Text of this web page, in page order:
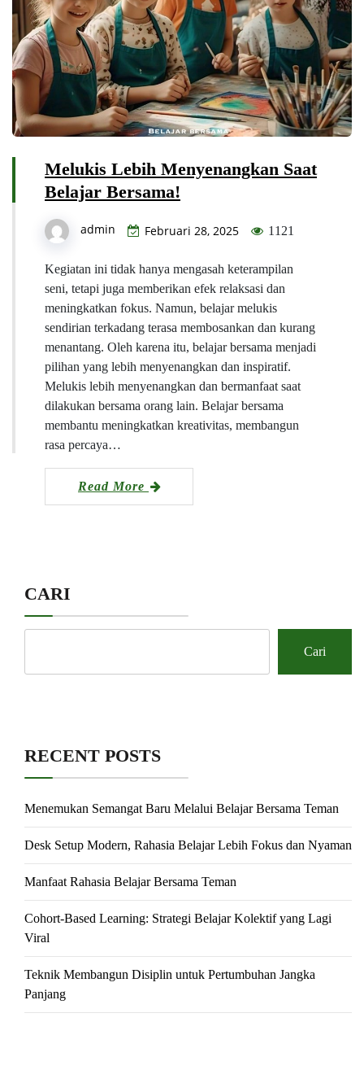
Melukis Lebih Menyenangkan Saat
Belajar Bersama!
admin Februari 28, 2025 1121
Kegiatan ini tidak hanya mengasah keterampilan
seni, tetapi juga memberikan efek relaksasi dan
meningkatkan fokus. Namun, belajar melukis
sendirian terkadang terasa membosankan dan kurang
menantang. Oleh karena itu, belajar bersama menjadi
pilihan yang lebih menyenangkan dan inspiratif.
Melukis lebih menyenangkan dan bermanfaat saat
dilakukan bersama orang lain. Belajar bersama
membantu meningkatkan kreativitas, membangun
rasa percaya…
Read More
CARI
Cari
RECENT POSTS
Menemukan Semangat Baru Melalui Belajar Bersama Teman
Desk Setup Modern, Rahasia Belajar Lebih Fokus dan Nyaman
Manfaat Rahasia Belajar Bersama Teman
Cohort-Based Learning: Strategi Belajar Kolektif yang Lagi
Viral
Teknik Membangun Disiplin untuk Pertumbuhan Jangka
Panjang